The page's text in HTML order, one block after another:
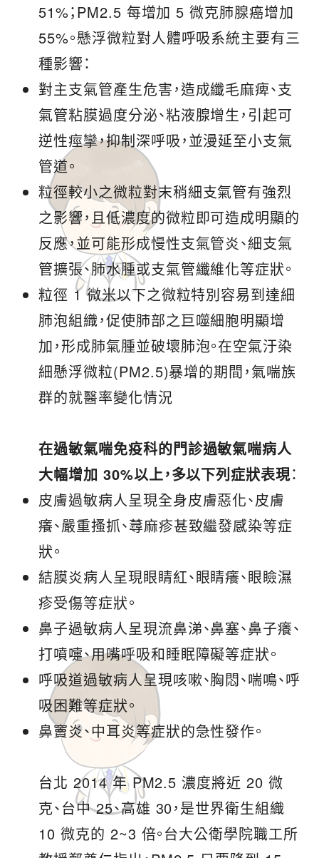
51%；PM2.5 每增加 5 微克肺腺癌增加
55%。懸浮微粒對人體呼吸系統主要有三
種影響：
對主支氣管產生危害，造成纖毛麻痺、支
氣管粘膜過度分泌、粘液腺增生，引起可
逆性痙攣，抑制深呼吸，並漫延至小支氣
管道。
粒徑較小之微粒對末稍細支氣管有強烈
之影響，且低濃度的微粒即可造成明顯的
反應，並可能形成慢性支氣管炎、細支氣
管擴張、肺水腫或支氣管纖維化等症狀。
粒徑 1 微米以下之微粒特別容易到達細
肺泡組織，促使肺部之巨噬細胞明顯增
加，形成肺氣腫並破壞肺泡。在空氣汙染
細懸浮微粒(PM2.5)暴增的期間，氣喘族
群的就醫率變化情況
在過敏氣喘免疫科的門診過敏氣喘病人
大幅增加 30%以上，多以下列症狀表現：
皮膚過敏病人呈現全身皮膚惡化、皮膚
癢、嚴重搔抓、蕁麻疹甚致繼發感染等症
狀。
結膜炎病人呈現眼睛紅、眼睛癢、眼瞼濕
疹受傷等症狀。
鼻子過敏病人呈現流鼻涕、鼻塞、鼻子癢、
打噴嚏、用嘴呼吸和睡眠障礙等症狀。
呼吸道過敏病人呈現咳嗽、胸悶、喘鳴、呼
吸困難等症狀。
鼻竇炎、中耳炎等症狀的急性發作。
台北 2014 年 PM2.5 濃度將近 20 微
克、台中 25、高雄 30，是世界衛生組織
10 微克的 2~3 倍。台大公衛學院職工所